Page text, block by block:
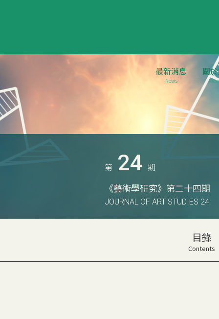
最新消息
News
關
第 24 期
《藝術學研究》第二十四期
JOURNAL OF ART STUDIES 24
目錄
Contents